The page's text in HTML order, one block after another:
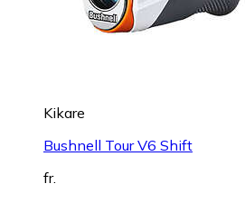
Kikare
Bushnell Tour V6 Shift
fr.